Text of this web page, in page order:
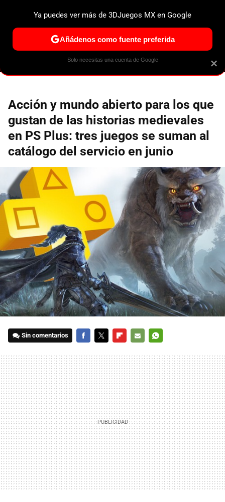
ESPECIALES PS5 NINTENDO SWITCH 2 XBOX
Acción y mundo abierto para los que
gustan de las historias medievales
en PS Plus: tres juegos se suman al
catálogo del servicio en junio
Sin comentarios
MAIL
×
Ya puedes ver más de 3DJuegos MX en Google
Añádenos como fuente preferida
Solo necesitas una cuenta de Google